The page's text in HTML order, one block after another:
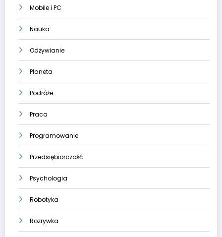
Mobile i PC
Nauka
Odżywianie
Planeta
Podróże
Praca
Programowanie
Przedsiębiorczość
Psychologia
Robotyka
Rozrywka